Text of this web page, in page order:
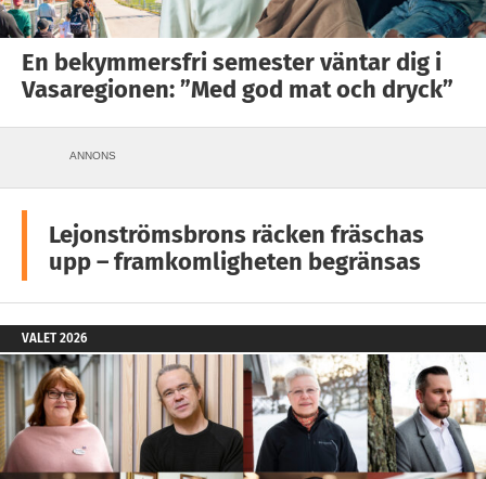
En bekymmersfri semester väntar dig i
Vasaregionen: ”Med god mat och dryck”
ANNONS
Lejonströmsbrons räcken fräschas
upp – framkomligheten begränsas
VALET 2026